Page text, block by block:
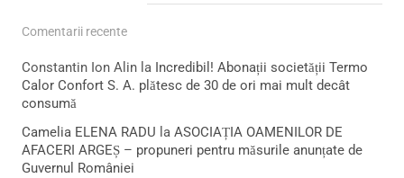
Comentarii recente
Constantin Ion Alin la Incredibil! Abonații societății Termo
Calor Confort S. A. plătesc de 30 de ori mai mult decât
consumă
Camelia ELENA RADU la ASOCIAȚIA OAMENILOR DE
AFACERI ARGEȘ – propuneri pentru măsurile anunțate de
Guvernul României